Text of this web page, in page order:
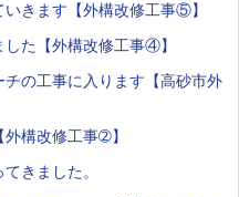
きます【外構改修工事⑤】
た【外構改修工事④】
の工事に入ります【高砂市外
構改修工事➁】
きました。